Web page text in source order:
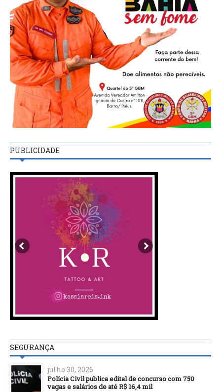
PUBLICIDADE
SEGURANÇA
julho 30, 2026
Polícia Civil publica edital de concurso com 750
vagas e salários de até R$ 16,4 mil